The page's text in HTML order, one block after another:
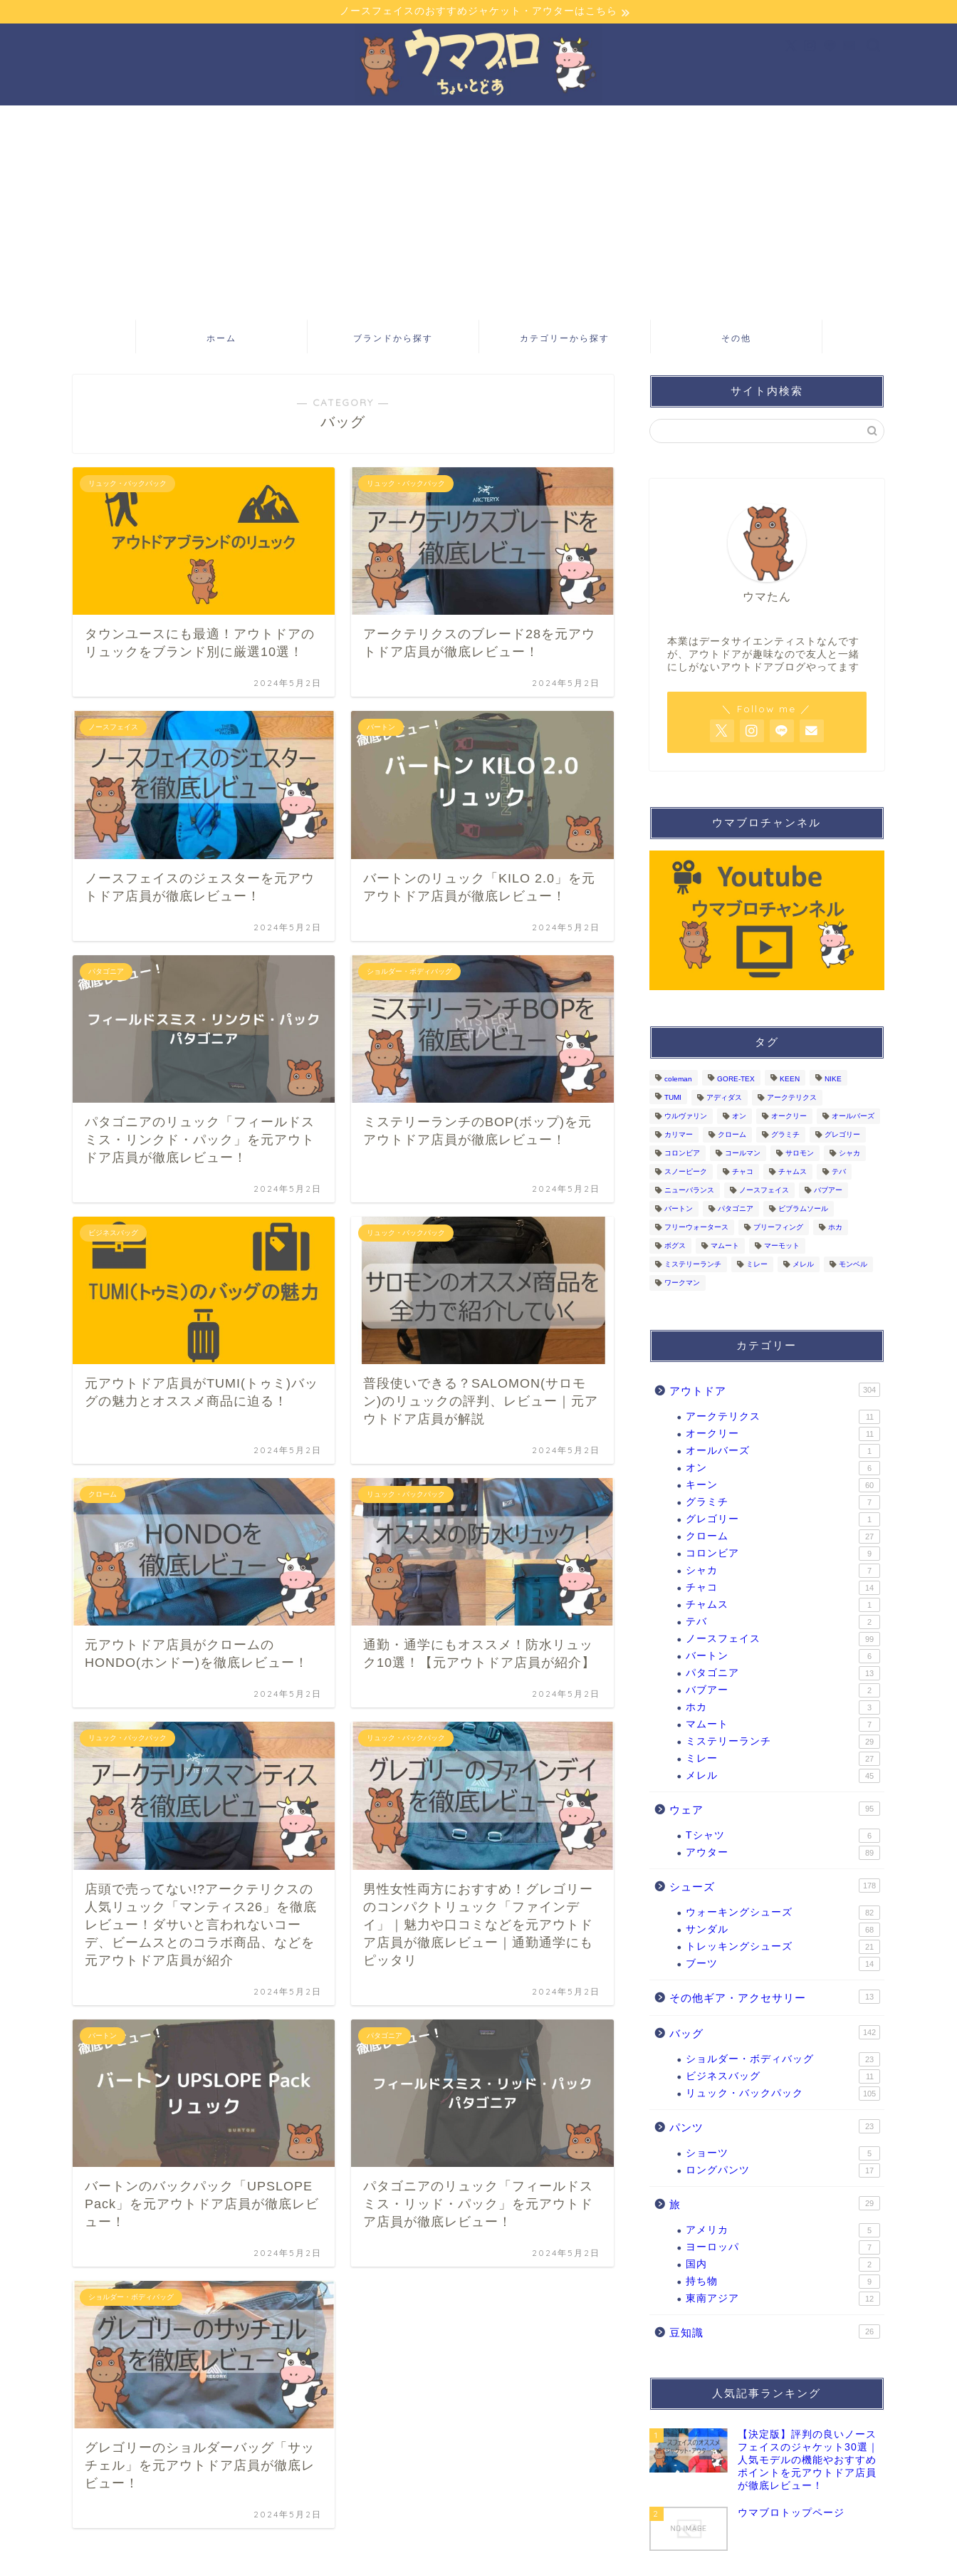
ノースフェイスのおすすめジャケット・アウターはこちら
ホーム ブランドから探す カテゴリーから探す その他
― CATEGORY ―
バッグ
リュック・バックパック
タウンユースにも最適！アウトドアの
リュックをブランド別に厳選10選！
2024年5月2日
リュック・バックパック
アークテリクスのブレード28を元アウ
トドア店員が徹底レビュー！
2024年5月2日
ノースフェイス
ノースフェイスのジェスターを元アウ
トドア店員が徹底レビュー！
2024年5月2日
バートン
バートンのリュック「KILO 2.0」を元
アウトドア店員が徹底レビュー！
2024年5月2日
パタゴニア
パタゴニアのリュック「フィールドス
ミス・リンクド・パック」を元アウト
ドア店員が徹底レビュー！
2024年5月2日
ショルダー・ボディバッグ
ミステリーランチのBOP(ボップ)を元
アウトドア店員が徹底レビュー！
2024年5月2日
ビジネスバッグ
元アウトドア店員がTUMI(トゥミ)バッ
グの魅力とオススメ商品に迫る！
2024年5月2日
リュック・バックパック
普段使いできる？SALOMON(サロモ
ン)のリュックの評判、レビュー｜元ア
ウトドア店員が解説
2024年5月2日
クローム
元アウトドア店員がクロームの
HONDO(ホンドー)を徹底レビュー！
2024年5月2日
リュック・バックパック
通勤・通学にもオススメ！防水リュッ
ク10選！【元アウトドア店員が紹介】
2024年5月2日
リュック・バックパック
店頭で売ってない!?アークテリクスの
人気リュック「マンティス26」を徹底
レビュー！ダサいと言われないコー
デ、ビームスとのコラボ商品、などを
元アウトドア店員が紹介
2024年5月2日
リュック・バックパック
男性女性両方におすすめ！グレゴリー
のコンパクトリュック「ファインデ
イ」｜魅力や口コミなどを元アウトド
ア店員が徹底レビュー｜通勤通学にも
ピッタリ
2024年5月2日
バートン
バートンのバックパック「UPSLOPE
Pack」を元アウトドア店員が徹底レビ
ュー！
2024年5月2日
パタゴニア
パタゴニアのリュック「フィールドス
ミス・リッド・パック」を元アウトド
ア店員が徹底レビュー！
2024年5月2日
ショルダー・ボディバッグ
グレゴリーのショルダーバッグ「サッ
チェル」を元アウトドア店員が徹底レ
ビュー！
2024年5月2日
サイト内検索
ウマたん
本業はデータサイエンティストなんです
が、アウトドアが趣味なので友人と一緒
にしがないアウトドアブログやってます
＼ Follow me ／
ウマブロチャンネル
タグ
coleman GORE-TEX KEEN NIKE
TUMI アディダス アークテリクス
ウルヴァリン オン オークリー オールバーズ
カリマー クローム グラミチ グレゴリー
コロンビア コールマン サロモン シャカ
スノーピーク チャコ チャムス テバ
ニューバランス ノースフェイス バブアー
バートン パタゴニア ビブラムソール
フリーウォータース ブリーフィング ホカ
ボグス マムート マーモット
ミステリーランチ ミレー メレル モンベル
ワークマン
カテゴリー
アウトドア 304
アークテリクス 11
オークリー 11
オールバーズ 1
オン 6
キーン 60
グラミチ 7
グレゴリー 1
クローム 27
コロンビア 9
シャカ 7
チャコ 14
チャムス 1
テバ 2
ノースフェイス 99
バートン 6
パタゴニア 13
バブアー 2
ホカ 3
マムート 7
ミステリーランチ 29
ミレー 27
メレル 45
ウェア 95
Tシャツ 6
アウター 89
シューズ 178
ウォーキングシューズ 82
サンダル 68
トレッキングシューズ 21
ブーツ 14
その他ギア・アクセサリー 13
バッグ 142
ショルダー・ボディバッグ 23
ビジネスバッグ 11
リュック・バックパック 105
パンツ 23
ショーツ 5
ロングパンツ 17
旅 29
アメリカ 5
ヨーロッパ 7
国内 2
持ち物 9
東南アジア 12
豆知識 26
人気記事ランキング
1
【決定版】評判の良いノース
フェイスのジャケット30選｜
人気モデルの機能やおすすめ
ポイントを元アウトドア店員
が徹底レビュー！
2 ウマブロトップページ